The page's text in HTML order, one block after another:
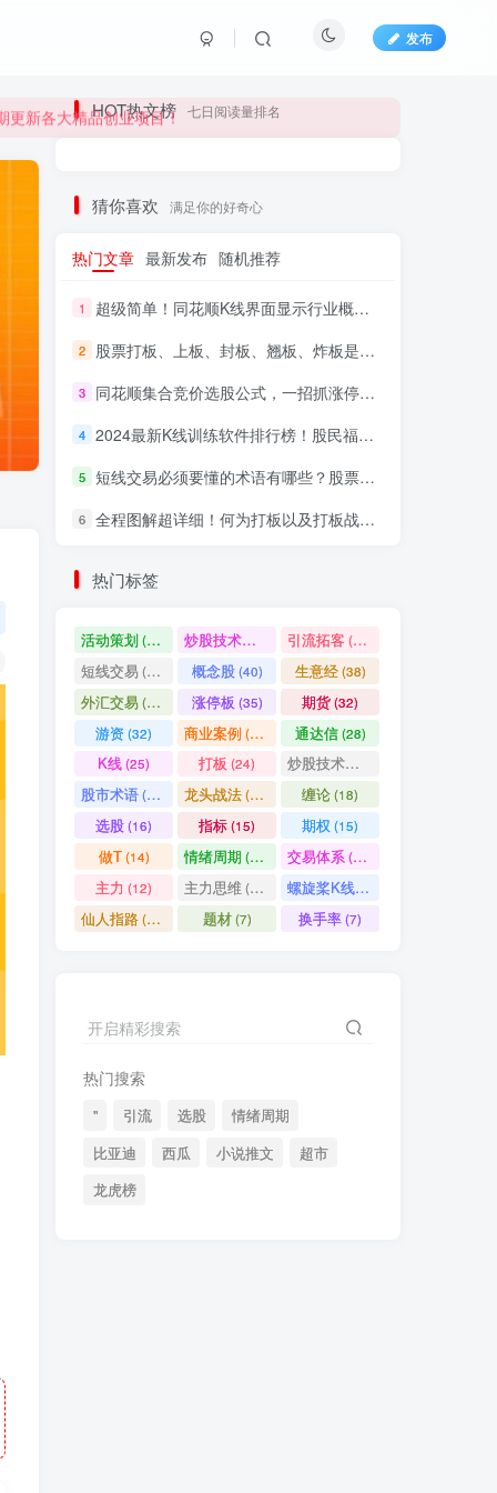
发布
新各大精品创业项目！
新各大精品创业项目！
HOT热文榜 七日阅读量排名
猜你喜欢 满足你的好奇心
热门文章 最新发布 随机推荐
1 超级简单！同花顺K线界面显示行业概念指标代码图解
2 股票打板、上板、封板、翘板、炸板是什么意思？炒股你必须懂的暗语！
3 同花顺集合竞价选股公式，一招抓涨停让你秒变打板高手！
4 2024最新K线训练软件排行榜！股民福利，十款专业分析工具全揭秘！
5 短线交易必须要懂的术语有哪些？股票分时水上、水下是什么意思？
6 全程图解超详细！何为打板以及打板战法的精髓
热门标签
活动策划(49) 炒股技术指标 (48)引流拓客(46)
短线交易 (40) 概念股(40) 生意经(38)
外汇交易(37) 涨停板 (35) 期货(32)
游资 (32) 商业案例 (30) 通达信(28)
K线(25) 打板 (24) 炒股技术形态
股市术语(21) 龙头战法(20) 缠论(18)
选股(16) 指标(15) 期权 (15)
做T(14) 情绪周期 (14) 交易体系(12)
主力 (12) 主力思维 (12) 螺旋桨K线
(11)
仙人指路(10) 题材(7) 换手率(7)
开启精彩搜索
热门搜索
" 引流 选股
情绪周期
比亚迪
西瓜 小说推文
超市
龙虎榜
登录 注册
七日阅读量排名
满足你的好奇心
热门文章 最新发布 随机推荐
1 超级简单！同花顺K线界面显示行业概念指标代码图解
2 股票打板、上板、封板、翘板、炸板是什么意思？炒股你必须懂的暗语！
短线交易必须要懂的术语有哪些？股票分时水上、水下是什么意思？
6 全程图解超详细！何为打板以及打板战法的精髓